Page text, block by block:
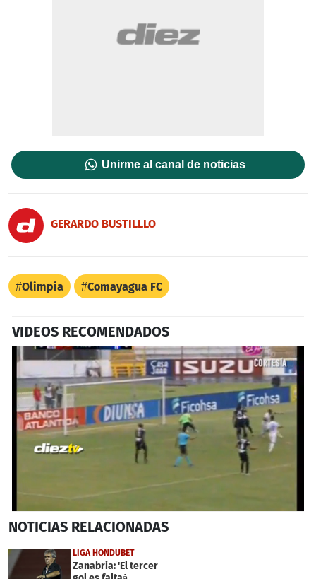
Unirme al canal de noticias
GERARDO BUSTILLLO
Olimpia Comayagua FC
VIDEOS RECOMENDADOS
seconds
31
seconds
NOTICIAS RELACIONADAS
LIGA HONDUBET
Zanabria: 'El tercer